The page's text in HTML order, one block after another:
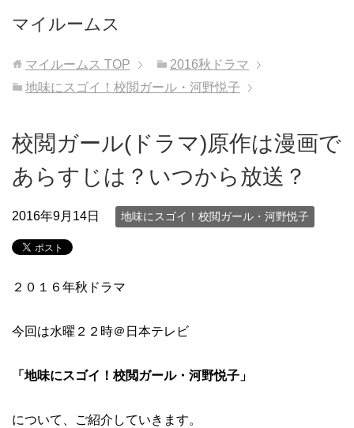
マイルームス
マイルームス TOP
2016秋ドラマ
地味にスゴイ！校閲ガール・河野悦子
校閲ガール(ドラマ)原作は漫画で
あらすじは？いつから放送？
2016年9月14日 地味にスゴイ！校閲ガール・河野悦子
２０１６年秋ドラマ
今回は水曜２２時＠日本テレビ
「地味にスゴイ！校閲ガール・河野悦子」
について、ご紹介していきます。